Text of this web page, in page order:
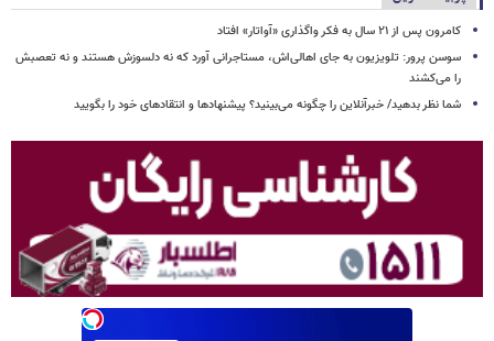
کامرون پس از ۲۱ سال به فکر واگذاری «آواتار» افتاد
سوسن پرور: تلویزیون به جای اهالی‌اش، مستاجرانی آورد که نه دلسوزش هستند و نه تعصبش
را می‌کشند
شما نظر بدهید/ خبرآنلاین را چگونه می‌بینید؟ پیشنهادها و انتقادهای خود را بگویید